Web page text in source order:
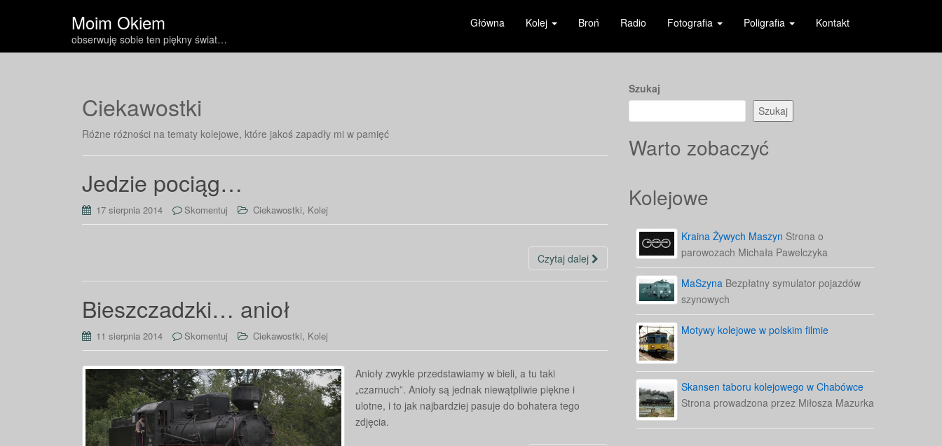
Moim Okiem
obserwuję sobie ten piękny świat…
Główna Kolej Broń Radio Fotografia Poligrafia Kontakt
Ciekawostki
Różne różności na tematy kolejowe, które jakoś zapadły mi w pamięć
Jedzie pociąg…
17 sierpnia 2014 Skomentuj Ciekawostki, Kolej
Czytaj dalej
Bieszczadzki… anioł
11 sierpnia 2014 Skomentuj Ciekawostki, Kolej
Anioły zwykle przedstawiamy w bieli, a tu taki
„czarnuch”. Anioły są jednak niewątpliwie piękne i
ulotne, i to jak najbardziej pasuje do bohatera tego
zdjęcia.
Szukaj
Szukaj
Warto zobaczyć
Kolejowe
Kraina Żywych Maszyn Strona o
parowozach Michała Pawelczyka
MaSzyna Bezpłatny symulator pojazdów
szynowych
Motywy kolejowe w polskim filmie
Skansen taboru kolejowego w Chabówce
Strona prowadzona przez Miłosza Mazurka